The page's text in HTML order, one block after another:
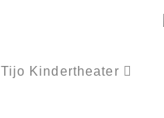
Tijo Kindertheater